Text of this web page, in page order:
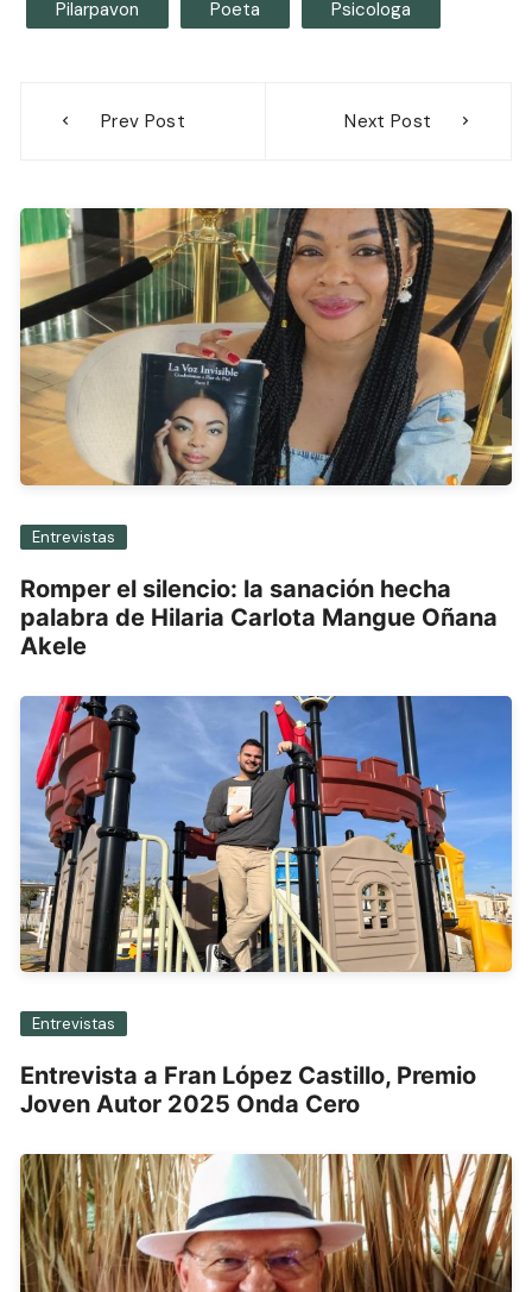
Pilarpavon Poeta Psicologa
Prev Post Next Post
Entrevistas
Romper el silencio: la sanación hecha
palabra de Hilaria Carlota Mangue Oñana
Akele
Entrevistas
Entrevista a Fran López Castillo, Premio
Joven Autor 2025 Onda Cero